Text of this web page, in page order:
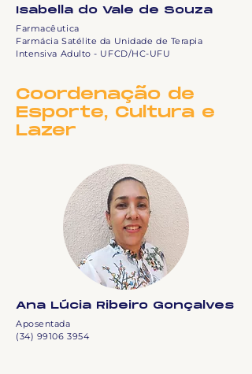
Isabella do Vale de Souza
Farmacêutica
Farmácia Satélite da Unidade de Terapia
Intensiva Adulto - UFCD/HC-UFU
Coordenação de
Esporte, Cultura e
Lazer
Ana Lúcia Ribeiro Gonçalves
Aposentada
(34) 99106 3954